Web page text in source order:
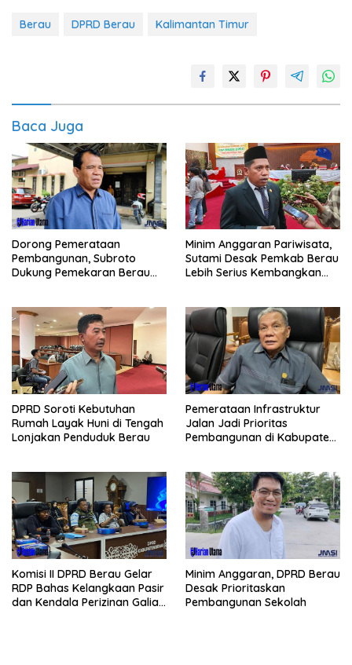
Berau DPRD Berau Kalimantan Timur
Baca Juga
Dorong Pemerataan
Pembangunan, Subroto
Dukung Pemekaran Berau
Minim Anggaran Pariwisata,
Sutami Desak Pemkab Berau
Lebih Serius Kembangkan
DPRD Soroti Kebutuhan
Rumah Layak Huni di Tengah
Lonjakan Penduduk Berau
Pemerataan Infrastruktur
Jalan Jadi Prioritas
Pembangunan di Kabupaten
Komisi II DPRD Berau Gelar
RDP Bahas Kelangkaan Pasir
dan Kendala Perizinan Galian
Minim Anggaran, DPRD Berau
Desak Prioritaskan
Pembangunan Sekolah